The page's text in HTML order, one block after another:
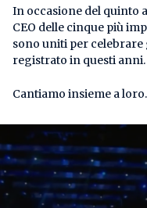
In occasione del quinto
CEO delle cinque più
sono uniti per
registrato in questi anni.
Cantiamo insieme a